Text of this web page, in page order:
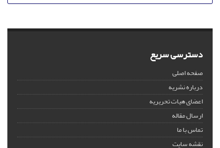
دسترسی سریع
صفحه اصلی
درباره نشریه
اعضای هیات تحریریه
ارسال مقاله
تماس با ما
نقشه سایت